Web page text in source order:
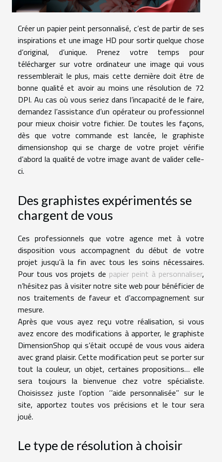
Créer un papier peint personnalisé, c’est de partir de ses
inspirations et une image HD pour sortir quelque chose
d’original, d’unique. Prenez votre temps pour
télécharger sur votre ordinateur une image qui vous
ressemblerait le plus, mais cette dernière doit être de
bonne qualité et avoir au moins une résolution de 72
DPI. Au cas où vous seriez dans l’incapacité de le faire,
demandez l’assistance d’un opérateur ou professionnel
pour mieux choisir votre fichier. De toutes les façons,
dès que votre commande est lancée, le graphiste
dimensionshop qui se charge de votre projet vérifie
d’abord la qualité de votre image avant de valider celle-
ci.
Des graphistes expérimentés se
chargent de vous
Ces professionnels que votre agence met à votre
disposition vous accompagnent du début de votre
projet jusqu’à la fin avec tous les soins nécessaires.
Pour tous vos projets de papier peint à personnaliser,
n’hésitez pas à visiter notre site web pour bénéficier de
nos traitements de faveur et d’accompagnement sur
mesure.
Après que vous ayez reçu votre réalisation, si vous
avez encore des modifications à apporter, le graphiste
DimensionShop qui s’était occupé de vous vous aidera
avec grand plaisir. Cette modification peut se porter sur
tout la couleur, un objet, certaines propositions… elle
sera toujours la bienvenue chez votre spécialiste.
Choisissez juste l’option ‘’aide personnalisée’’ sur le
site, apportez toutes vos précisions et le tour sera
joué.
Le type de résolution à choisir